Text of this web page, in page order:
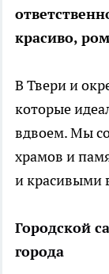
красиво,
В Твери и
которые
вдвоем. Мы
храмов и
и красивыми
Городской
города